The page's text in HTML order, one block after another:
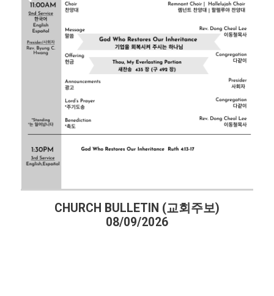
CHURCH BULLETIN (교회주보)
08/09/2026